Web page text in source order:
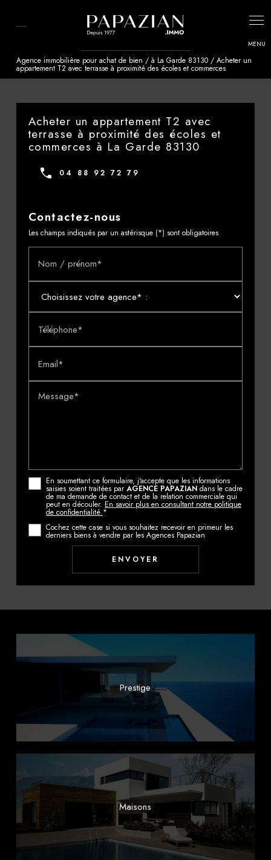
Agence immobilière pour achat de bien / à La Garde 83130 / Acheter un
appartement T2 avec terrasse à proximité des écoles et commerces
Acheter un appartement T2 avec
terrasse à proximité des écoles et
commerces à La Garde 83130
04 88 92 72 79
Contactez-nous
Les champs indiqués par un astérisque (*) sont obligatoires
Nom / prénom*
Téléphone*
Email*
Message*
En soumettant ce formulaire, j'accepte que les informations
saisies soient traitées par AGENCE PAPAZIAN dans le cadre
de ma demande de contact et de la relation commerciale qui
peut en découler. En savoir plus en consultant notre politique
de confidentialité.*
Cochez cette case si vous souhaitez recevoir en primeur les
derniers biens à vendre par les Agences Papazian
Prestige
Maisons